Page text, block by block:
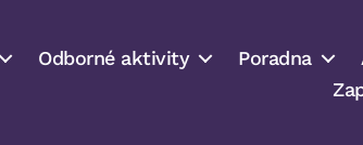
Odborné aktivity Poradna